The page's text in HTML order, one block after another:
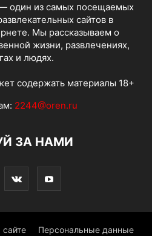
один из самых посещаемых
сайтов в
Мы рассказываем о
жизни, развлечениях,
и людях.
содержать материалы 18+
2244@oren.ru
ЗА НАМИ
Персональные данные